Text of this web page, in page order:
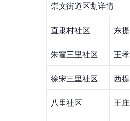
崇文街道区划详情
直隶村社区 东
朱霍三里社区 王
徐宋三里社区 西
八里社区 王